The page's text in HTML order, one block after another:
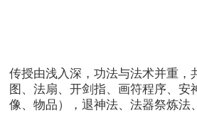
传授由浅入深，功法与法术并重，
图、法扇、开剑指、画符程序、安
像、物品），退神法、法器祭炼法